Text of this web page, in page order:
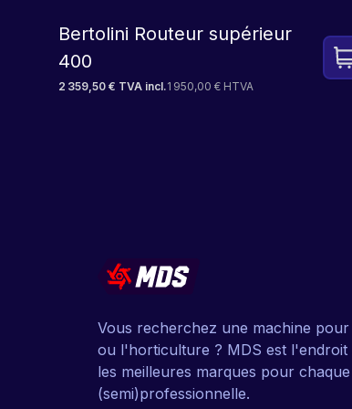
Bertolini Routeur supérieur
400
2 359,50 € TVA incl.1 950,00 € HTVA
Vous recherchez une machine
ou l'horticulture ? MDS est
les meilleures marques pour
(semi)professionnelle.